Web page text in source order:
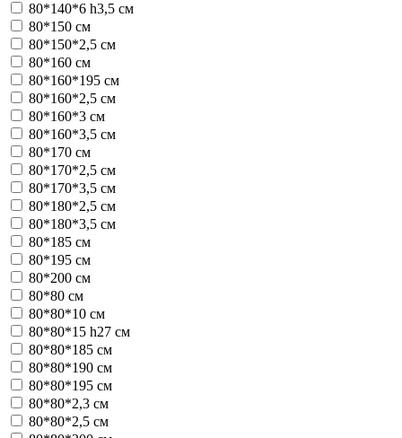
80*140*6 h3,5 см
80*150 см
80*150*2,5 см
80*160 см
80*160*195 см
80*160*2,5 см
80*160*3 см
80*160*3,5 см
80*170 см
80*170*2,5 см
80*170*3,5 см
80*180*2,5 см
80*180*3,5 см
80*185 см
80*195 см
80*200 см
80*80 см
80*80*10 см
80*80*15 h27 см
80*80*185 см
80*80*190 см
80*80*195 см
80*80*2,3 см
80*80*2,5 см